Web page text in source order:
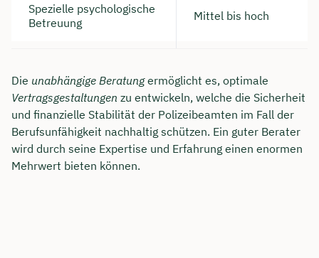
Spezielle psychologische
Betreuung
Mittel bis hoch
Die unabhängige Beratungermöglicht es, optimale
Vertragsgestaltungen zu entwickeln, welche die Sicherheit
und finanzielle Stabilität der Polizeibeamten im Fall der
Berufsunfähigkeit nachhaltig schützen. Ein guter Berater
wird durch seine Expertise und Erfahrung einen enormen
Mehrwert bieten können.